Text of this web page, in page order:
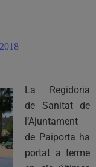
La Regidoria
de Sanitat de
l’Ajuntament
de Paiporta ha
portat a terme